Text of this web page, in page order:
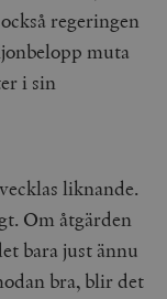
regeringen
muta
i sin
liknande.
Om åtgärden
bara just ännu
bra, blir det